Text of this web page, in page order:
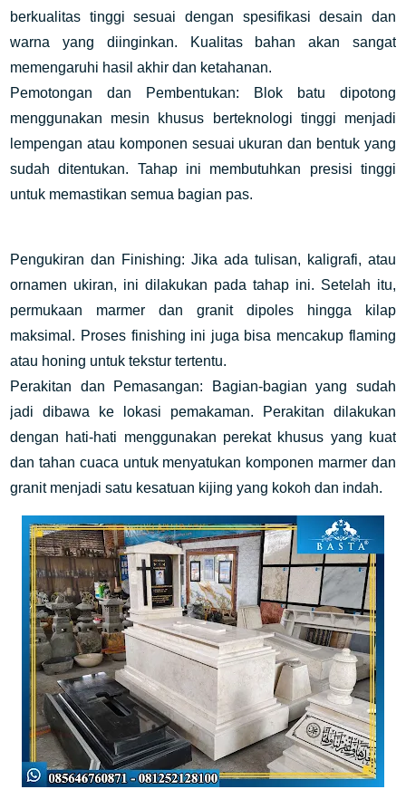
berkualitas tinggi sesuai dengan spesifikasi desain dan
warna yang diinginkan. Kualitas bahan akan sangat
memengaruhi hasil akhir dan ketahanan.
Pemotongan dan Pembentukan: Blok batu dipotong
menggunakan mesin khusus berteknologi tinggi menjadi
lempengan atau komponen sesuai ukuran dan bentuk yang
sudah ditentukan. Tahap ini membutuhkan presisi tinggi
untuk memastikan semua bagian pas.
Pengukiran dan Finishing: Jika ada tulisan, kaligrafi, atau
ornamen ukiran, ini dilakukan pada tahap ini. Setelah itu,
permukaan marmer dan granit dipoles hingga kilap
maksimal. Proses finishing ini juga bisa mencakup flaming
atau honing untuk tekstur tertentu.
Perakitan dan Pemasangan: Bagian-bagian yang sudah
jadi dibawa ke lokasi pemakaman. Perakitan dilakukan
dengan hati-hati menggunakan perekat khusus yang kuat
dan tahan cuaca untuk menyatukan komponen marmer dan
granit menjadi satu kesatuan kijing yang kokoh dan indah.